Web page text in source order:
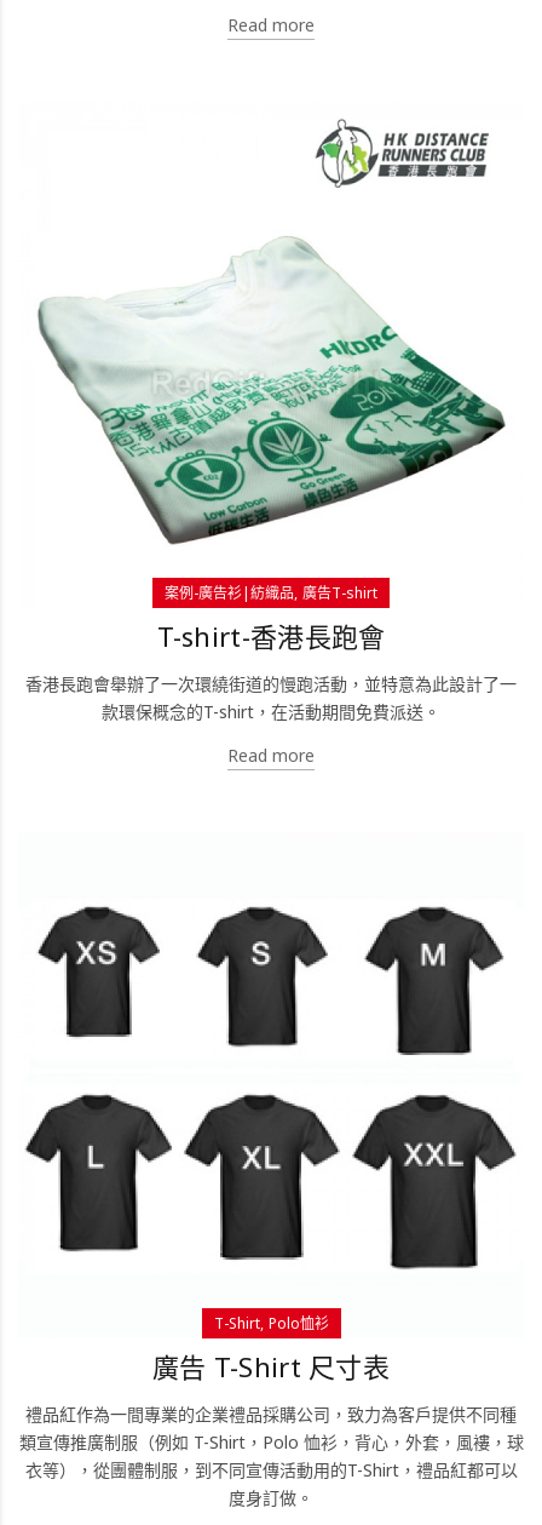
Read more
案例-廣告衫|紡織品 廣告T-shirt
T-shirt-香港長跑會
香港長跑會舉辦了一次環繞街道的慢跑活動，並特意為此設計了一
款環保概念的T-shirt，在活動期間免費派送。
Read more
T-Shirt Polo恤衫
廣告 T-Shirt 尺寸表
禮品紅作為一間專業的企業禮品採購公司，致力為客戶提供不同種
類宣傳推廣制服（例如 T-Shirt，Polo 恤衫，背心，外套，風褸，球
衣等），從團體制服，到不同宣傳活動用的T-Shirt，禮品紅都可以
度身訂做。